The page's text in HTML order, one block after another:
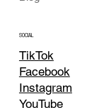
SOCIAL
TikTok
Facebook
Instagram
YouTube